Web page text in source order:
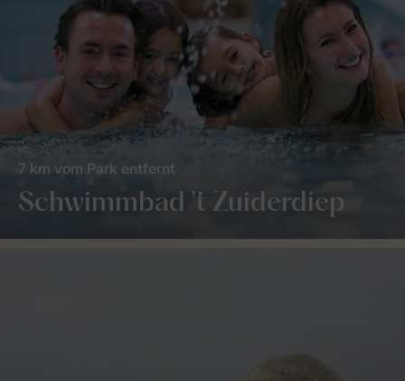
Schwimmbad 't Zuiderdiep
7 km vom Park entfernt